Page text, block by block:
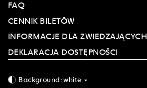
FAQ
CENNIK BILETÓW
INFORMACJE DLA ZWIEDZAJĄCYCH
DEKLARACJA DOSTĘPNOŚCI
Background:white arrow_drop_down